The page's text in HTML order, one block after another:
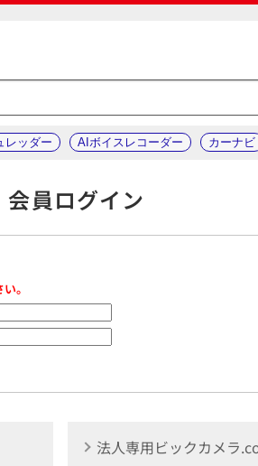
レッダー AIボイスレコーダー カーナビ
会員ログイン
。
法人専用ビックカメラ